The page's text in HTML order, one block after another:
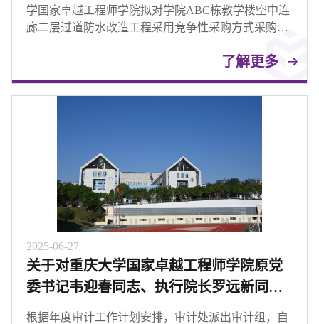
学国家卓越工程师学院拟对学院ABC栋教学楼空中连
廊二层过道防水改造工程采用竞争性采购方式采购，
了解更多
2025-06-27
关于对重庆大学国家卓越工程师学院原党
委书记韦迎春同志、执行院长罗远新同志
进行经济责任审计的公示
根据年度审计工作计划安排，审计处派出审计组，自